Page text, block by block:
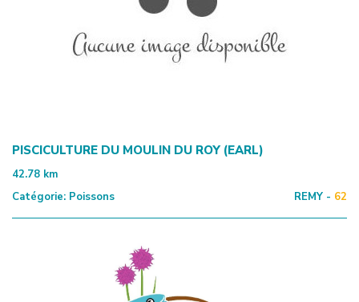
PISCICULTURE DU MOULIN DU ROY (EARL)
42.78 km
Catégorie: Poissons REMY - 62